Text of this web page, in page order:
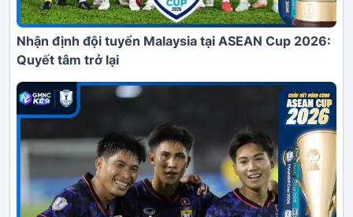
Nhận định đội tuyển Malaysia tại ASEAN Cup 2026:
Quyết tâm trở lại